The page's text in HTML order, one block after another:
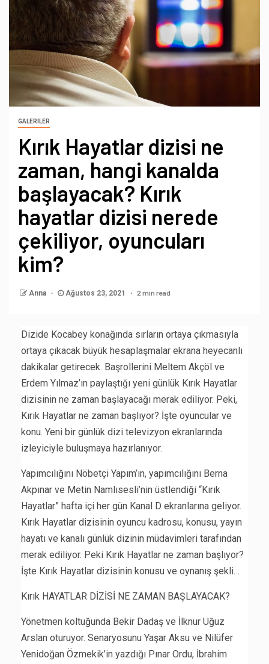
GALERİLER
Kırık Hayatlar dizisi ne
zaman, hangi kanalda
başlayacak? Kırık
hayatlar dizisi nerede
çekiliyor, oyuncuları
kim?
Anna Ağustos 23, 2021 2 min read
Dizide Kocabey konağında sırların ortaya çıkmasıyla
ortaya çıkacak büyük hesaplaşmalar ekrana heyecanlı
dakikalar getirecek. Başrollerini Meltem Akçöl ve
Erdem Yılmaz’ın paylaştığı yeni günlük Kırık Hayatlar
dizisinin ne zaman başlayacağı merak ediliyor. Peki,
Kırık Hayatlar ne zaman başlıyor? İşte oyuncular ve
konu. Yeni bir günlük dizi televizyon ekranlarında
izleyiciyle buluşmaya hazırlanıyor.
Yapımcılığını Nöbetçi Yapım’ın, yapımcılığını Berna
Akpınar ve Metin Namlısesli’nin üstlendiği “Kırık
Hayatlar” hafta içi her gün Kanal D ekranlarına geliyor.
Kırık Hayatlar dizisinin oyuncu kadrosu, konusu, yayın
hayatı ve kanalı günlük dizinin müdavimleri tarafından
merak ediliyor. Peki Kırık Hayatlar ne zaman başlıyor?
İşte Kırık Hayatlar dizisinin konusu ve oynanış şekli…
Kırık HAYATLAR DİZİSİ NE ZAMAN BAŞLAYACAK?
Yönetmen koltuğunda Bekir Dadaş ve İlknur Uğuz
Arslan oturuyor. Senaryosunu Yaşar Aksu ve Nilüfer
Yenidoğan Özmekik’in yazdığı Pınar Ordu, İbrahim